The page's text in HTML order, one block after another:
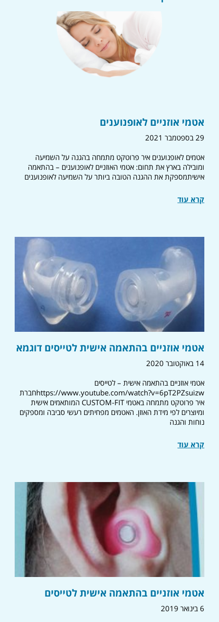
אטמי אוזניים לאופנוענים
29 בספטמבר 2021
אטמים לאופנוענים איר פרוטקט מתמחה בהגנה על השמיעה
ומובילה בארץ את תחום: אטמי האוזניים לאופנוענים – בהתאמה
אישיתמספקת את ההגנה הטובה ביותר על השמיעה לאופנוענים
קרא עוד
אטמי אוזניים בהתאמה אישית לטייסים דוגמא
14 באוקטובר 2020
אטמי אוזניים בהתאמה אישית – לטייסים
https://www.youtube.com/watch?v=6pT2PZsuizwחברת
איר פרוטקט מתמחה באטמי CUSTOM-FIT המותאמים אישית
ומיוצרים לפי מידת האוזן. האטמים מפחיתים רעשי סביבה ומספקים
נוחות והגנה
קרא עוד
אטמי אוזניים בהתאמה אישית לטייסים
6 בינואר 2019